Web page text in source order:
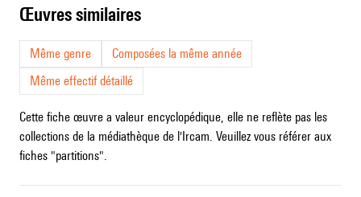
œuvres similaires
Même genre
Composées la même année
Même effectif détaillé
Cette fiche œuvre a valeur encyclopédique, elle ne reflète pas les
collections de la médiathèque de l'Ircam. Veuillez vous référer aux
fiches "partitions".